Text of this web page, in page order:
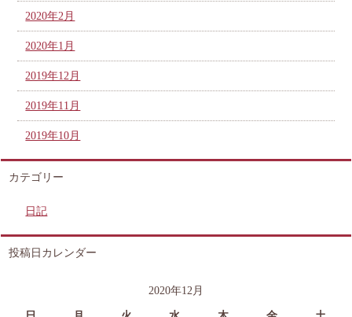
2020年2月
2020年1月
2019年12月
2019年11月
2019年10月
カテゴリー
日記
投稿日カレンダー
2020年12月